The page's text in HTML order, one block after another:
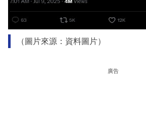
（圖片來源：資料圖片）
廣告